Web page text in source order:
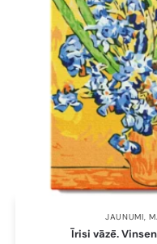
JAUNUMI,
Īrisi vāzē.